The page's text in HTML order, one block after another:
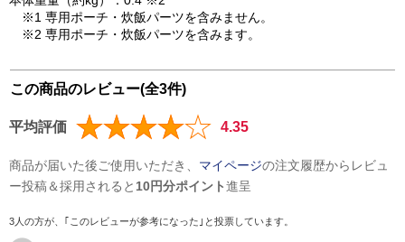
※1 専用ポーチ・炊飯パーツを含みません。
※2 専用ポーチ・炊飯パーツを含みます。
この商品のレビュー(全3件)
平均評価 4.35
商品が届いた後ご使用いただき、 マイページの注文履歴からレビュ
ー投稿＆採用されると 10円分ポイント進呈
3人の方が、｢このレビューが参考になった｣と投票しています。